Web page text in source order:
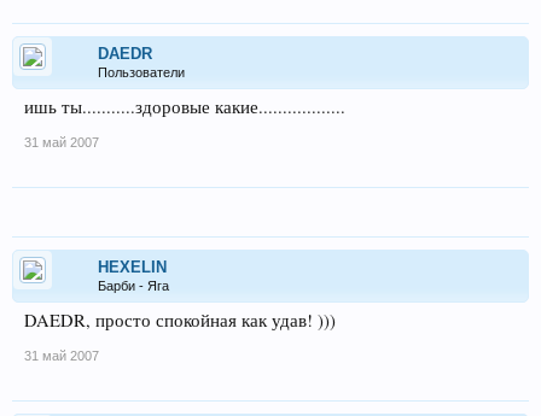
DAEDR
Пользователи
ишь ты...........здоровые какие..................
31 май 2007
HEXELIN
Барби - Яга
DAEDR, просто спокойная как удав! )))
31 май 2007